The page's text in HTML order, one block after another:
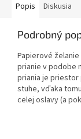
Popis Diskusia
Podrobný
Papierové
prianie v podobe
priania je priestor
stuhe, vďaka
celej oslavy (a